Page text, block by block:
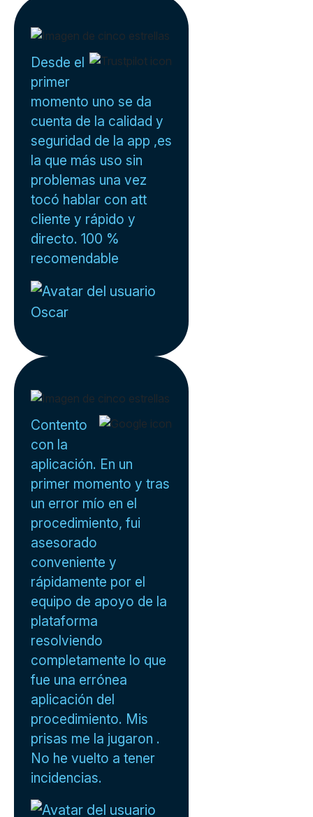
Desde el
primer
momento uno se da
cuenta de la calidad y
seguridad de la app ,es
la que más uso sin
problemas una vez
tocó hablar con att
cliente y rápido y
directo. 100 %
recomendable
Oscar
Contento
con la
aplicación. En un
primer momento y tras
un error mío en el
procedimiento, fui
asesorado
conveniente y
rápidamente por el
equipo de apoyo de la
plataforma
resolviendo
completamente lo que
fue una errónea
aplicación del
procedimiento. Mis
prisas me la jugaron .
No he vuelto a tener
incidencias.